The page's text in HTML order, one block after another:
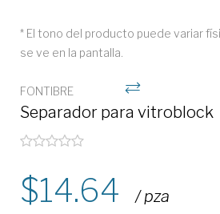
* El tono del producto puede variar
se ve en la pantalla.
FONTIBRE
Separador para vitroblock
14.64 / pza